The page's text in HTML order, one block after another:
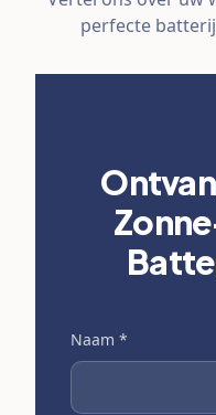
perfecte
Naam *